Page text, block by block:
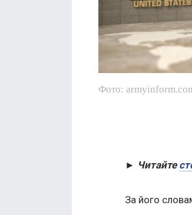
Фото:
► Читайте
За його